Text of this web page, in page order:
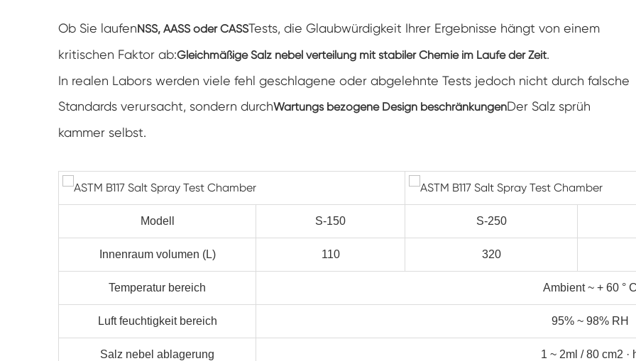
Heiße kalte Temperatur prüf kammer
Kammer für kalte Umwelt
Explosions geschützte Batterie Thermische
Runaway-Kammer
Temperatur-Vibrations maschine
Industrie ofen für Batterien
Temperatur-Feuchtigkeits-Kammer
Ob Sie laufenNSS, AASS oder CASSTests, die Glaubwürdigkeit Ihrer Ergebnisse hängt von einem
kritischen Faktor ab:Gleichmäßige Salz nebel verteilung mit stabiler Chemie im Laufe der Zeit.
In realen Labors werden viele fehl geschlagene oder abgelehnte Tests jedoch nicht durch falsche
Standards verursacht, sondern durchWartungs bezogene Design beschränkungenDer Salz sprüh
kammer selbst.
Modell S-150 S-250
Innenraum volumen (L) 110 320
Temperatur bereich Ambient ~ + 60 ° C
Luft feuchtigkeit bereich 95% ~ 98% RH
Salz nebel ablagerung 1 ~ 2ml / 80 cm2 ·